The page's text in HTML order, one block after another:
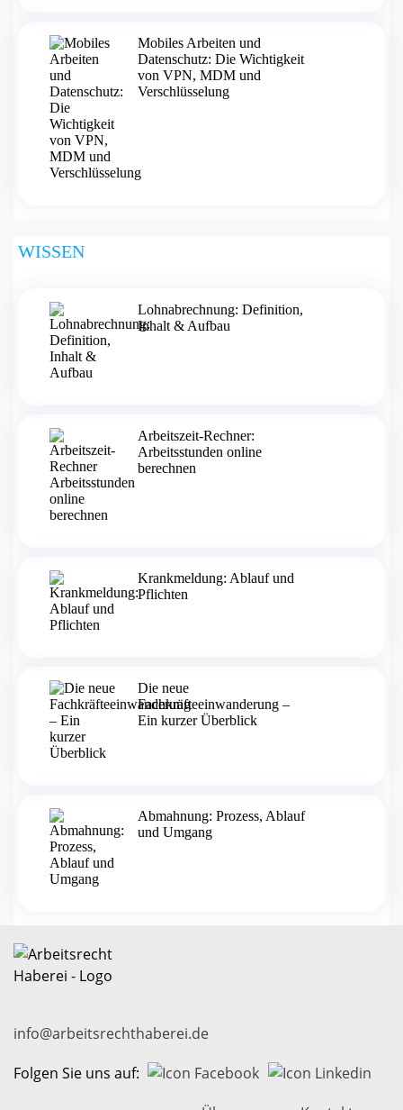
Mobiles Arbeiten und
Datenschutz: Die Wichtigkeit
von VPN, MDM und
Verschlüsselung
WISSEN
Lohnabrechnung: Definition,
Inhalt & Aufbau
Arbeitszeit-Rechner:
Arbeitsstunden online
berechnen
Krankmeldung: Ablauf und
Pflichten
Die neue
Fachkräfteeinwanderung –
Ein kurzer Überblick
Abmahnung: Prozess, Ablauf
und Umgang
info@arbeitsrechthaberei.de
Folgen Sie uns auf: